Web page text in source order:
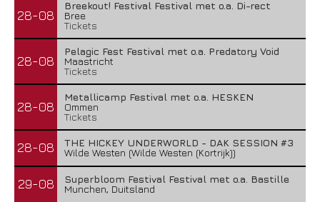
28-08
Breekout! Festival Festival met o.a. Di-rect
Bree
Tickets
28-08
Pelagic Fest Festival met o.a. Predatory Void
Maastricht
Tickets
28-08
Metallicamp Festival met o.a. HESKEN
Ommen
Tickets
28-08
THE HICKEY UNDERWORLD - DAK SESSION #3
Wilde Westen (Wilde Westen (Kortrijk))
29-08
Superbloom Festival Festival met o.a. Bastille
Munchen, Duitsland